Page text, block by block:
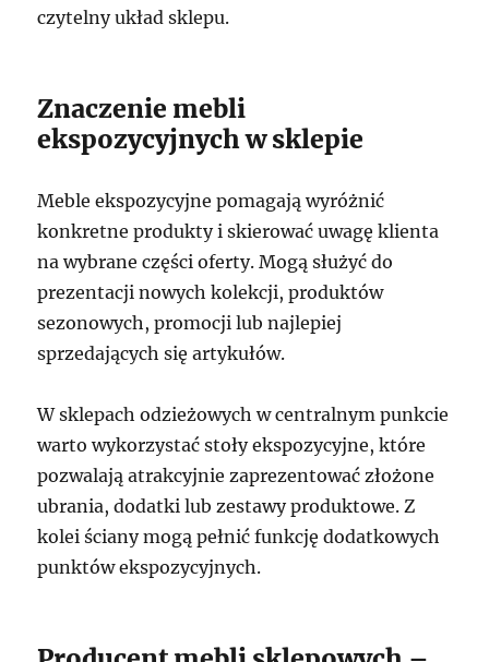
czytelny układ sklepu.
Znaczenie mebli
ekspozycyjnych w sklepie
Meble ekspozycyjne pomagają wyróżnić
konkretne produkty i skierować uwagę klienta
na wybrane części oferty. Mogą służyć do
prezentacji nowych kolekcji, produktów
sezonowych, promocji lub najlepiej
sprzedających się artykułów.
W sklepach odzieżowych w centralnym punkcie
warto wykorzystać stoły ekspozycyjne, które
pozwalają atrakcyjnie zaprezentować złożone
ubrania, dodatki lub zestawy produktowe. Z
kolei ściany mogą pełnić funkcję dodatkowych
punktów ekspozycyjnych.